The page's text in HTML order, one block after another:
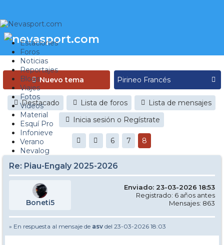
Estaciones
Foros
Noticias
Reportajes
Blogs
Viajes
Fotos
Videos
Material
Esquí Pro
Infonieve
Verano
Nevalog
Nuevo tema
Destacado Lista de foros
Lista de mensajes
Inicia sesión o Regístrate
6 7 8
Re: Piau-Engaly 2025-2026
Boneti5
Enviado: 23-03-2026 18:53
Registrado: 6 años antes
Mensajes: 863
» En respuesta al mensaje de asv del 23-03-2026 18:03